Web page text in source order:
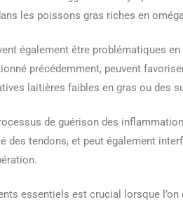
les poissons gras riches en
également être problématiques
précédemment, peuvent
laitières faibles en gras ou des
de guérison des
des tendons, et peut également
essentiels est crucial lorsque l’on